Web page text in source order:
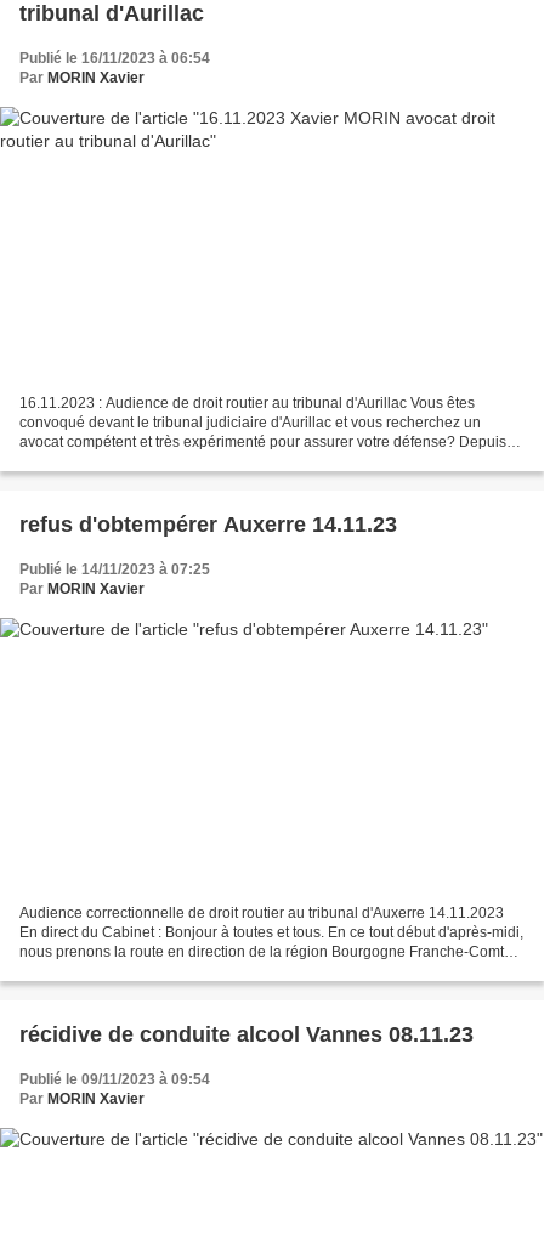
tribunal d'Aurillac
Publié le 16/11/2023 à 06:54
Par MORIN Xavier
16.11.2023 : Audience de droit routier au tribunal d'Aurillac Vous êtes
convoqué devant le tribunal judiciaire d'Aurillac et vous recherchez un
avocat compétent et très expérimenté pour assurer votre défense? Depuis
refus d'obtempérer Auxerre 14.11.23
Publié le 14/11/2023 à 07:25
Par MORIN Xavier
Audience correctionnelle de droit routier au tribunal d'Auxerre 14.11.2023
En direct du Cabinet : Bonjour à toutes et tous. En ce tout début d'après-midi,
nous prenons la route en direction de la région Bourgogne Franche-Comté.
récidive de conduite alcool Vannes 08.11.23
Publié le 09/11/2023 à 09:54
Par MORIN Xavier